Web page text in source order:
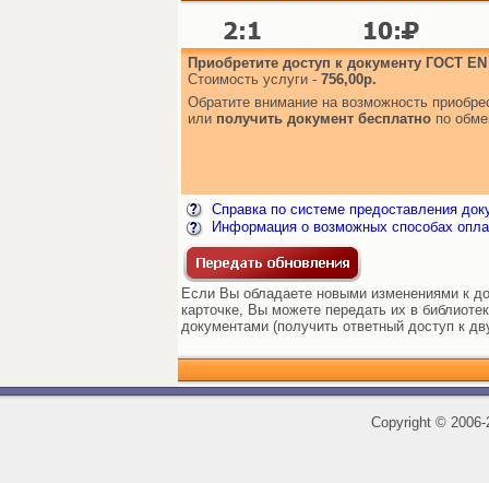
Приобретите доступ к документу ГОСТ EN
Стоимость услуги - 756,00р.
Обратите внимание на возможность
или получить документ бесплатно по
Справка по системе предоставления
Информация о возможных способах
Если Вы обладаете новыми изменениями к
карточке, Вы можете передать их в
документами (получить ответный доступ к
Copyright ©